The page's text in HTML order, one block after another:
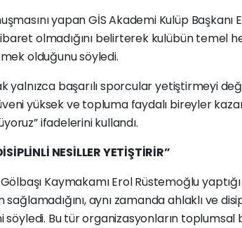
yapan GİS Akademi Kulüp
olmadığını belirterek kulübün temel
olduğunu söyledi.
yalnızca başarılı sporcular yetiştirmeyi
yüksek ve topluma faydalı bireyler
ifadelerini kullandı.
NESİLLER YETİŞTİRİR”
Kaymakamı Erol Rüstemoğlu
aynı zamanda ahlaklı ve
söyledi. Bu tür organizasyonların